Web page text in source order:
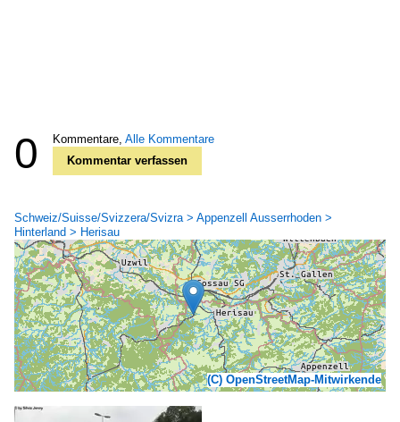
0 Kommentare, Alle Kommentare
Kommentar verfassen
Schweiz/Suisse/Svizzera/Svizra > Appenzell Ausserrhoden >
Hinterland > Herisau
(C) OpenStreetMap-Mitwirkende